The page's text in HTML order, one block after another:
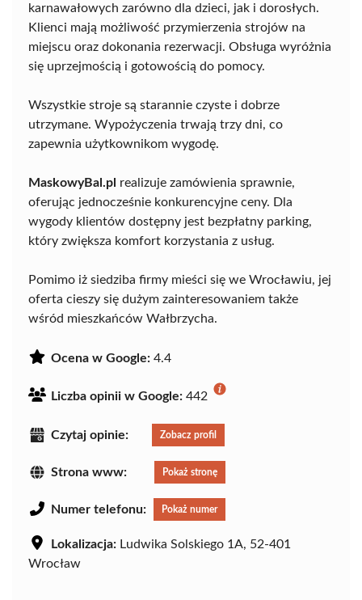
karnawałowych zarówno dla dzieci, jak i dorosłych.
Klienci mają możliwość przymierzenia strojów na
miejscu oraz dokonania rezerwacji. Obsługa wyróżnia
się uprzejmością i gotowością do pomocy.
Wszystkie stroje są starannie czyste i dobrze
utrzymane. Wypożyczenia trwają trzy dni, co
zapewnia użytkownikom wygodę.
MaskowyBal.pl realizuje zamówienia sprawnie,
oferując jednocześnie konkurencyjne ceny. Dla
wygody klientów dostępny jest bezpłatny parking,
który zwiększa komfort korzystania z usług.
Pomimo iż siedziba firmy mieści się we Wrocławiu, jej
oferta cieszy się dużym zainteresowaniem także
wśród mieszkańców Wałbrzycha.
Ocena w Google: 4.4
Liczba opinii w Google: 442
Czytaj opinie: Zobacz profil
Strona www: Pokaż stronę
Numer telefonu: Pokaż numer
Lokalizacja: Ludwika Solskiego 1A, 52-401
Wrocław